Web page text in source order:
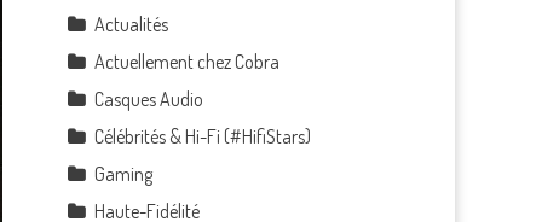
Actualités
Actuellement chez Cobra
Casques Audio
Célébrités & Hi-Fi (#HifiStars)
Gaming
Haute-Fidélité